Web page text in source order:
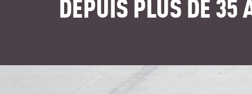
DEPUIS PLUS DE 35